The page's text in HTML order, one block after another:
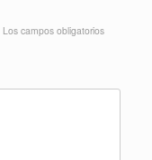
Los campos obligatorios